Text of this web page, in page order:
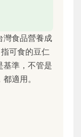
灣食品營養成
可食的豆仁
基準，不管是
適用。